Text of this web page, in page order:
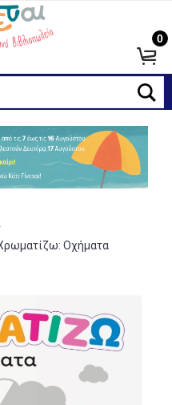
0
Οχήματα